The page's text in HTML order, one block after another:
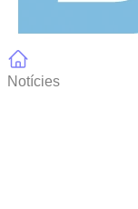
Notícies